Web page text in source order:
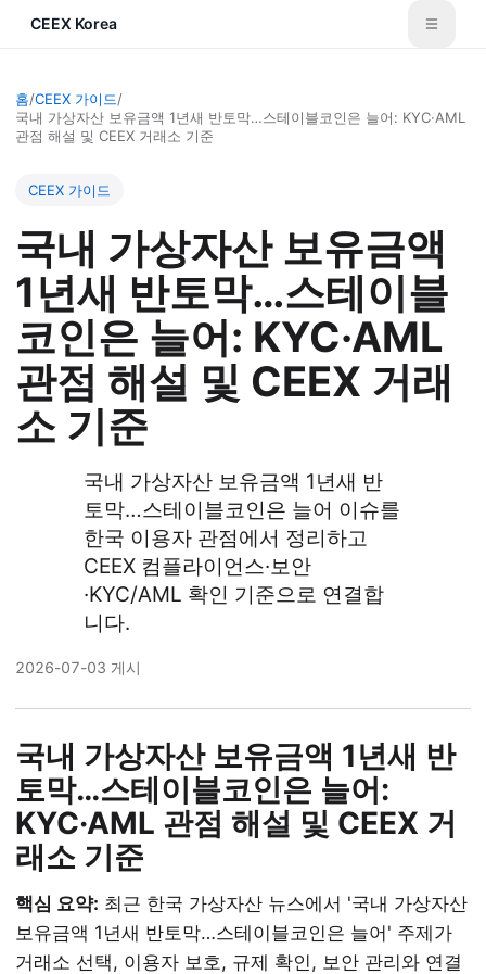
CEEX Korea
홈/CEEX 가이드/
국내 가상자산 보유금액 1년새 반토막…스테이블코인은 늘어: KYC·AML
관점 해설 및 CEEX 거래소 기준
CEEX 가이드
국내 가상자산 보유금액
1년새 반토막…스테이블
코인은 늘어: KYC·AML
관점 해설 및 CEEX 거래
소 기준
국내 가상자산 보유금액 1년새 반
토막…스테이블코인은 늘어 이슈를
한국 이용자 관점에서 정리하고
CEEX 컴플라이언스·보안
·KYC/AML 확인 기준으로 연결합
니다.
2026-07-03 게시
국내 가상자산 보유금액 1년새 반
토막…스테이블코인은 늘어:
KYC·AML 관점 해설 및 CEEX 거
래소 기준
핵심 요약: 최근 한국 가상자산 뉴스에서 '국내 가상자산
보유금액 1년새 반토막…스테이블코인은 늘어' 주제가
거래소 선택, 이용자 보호, 규제 확인, 보안 관리와 연결